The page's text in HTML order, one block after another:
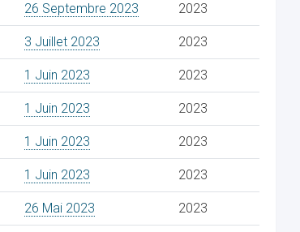
26 Septembre 2023 2023
3 Juillet 2023 2023
1 Juin 2023 2023
1 Juin 2023 2023
1 Juin 2023 2023
1 Juin 2023 2023
26 Mai 2023 2023